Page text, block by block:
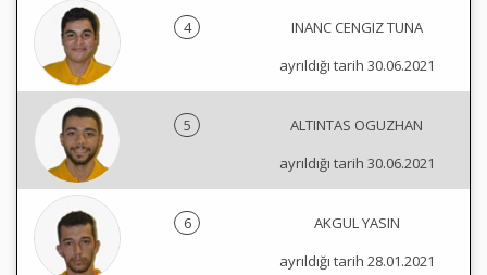
4
INANC CENGIZ TUNA
ayrıldığı tarih 30.06.2021
5
ALTINTAS OGUZHAN
ayrıldığı tarih 30.06.2021
6
AKGUL YASIN
ayrıldığı tarih 28.01.2021